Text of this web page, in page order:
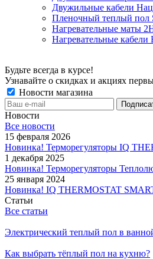
Двужильные кабели
Пленочный теплый пол
Нагревательные маты
Нагревательные
Будьте всегда в курсе!
Узнавайте о скидках и акциях
Новости магазина
Новости
Все новости
15 февраля 2026
Новинка! Терморегуляторы IQ
1 декабря 2025
Новинка! Терморегуляторы
25 января 2024
Новинка! IQ THERMOSTAT
Статьи
Все статьи
Электрический теплый пол в
Как выбрать тёплый пол на кухню?